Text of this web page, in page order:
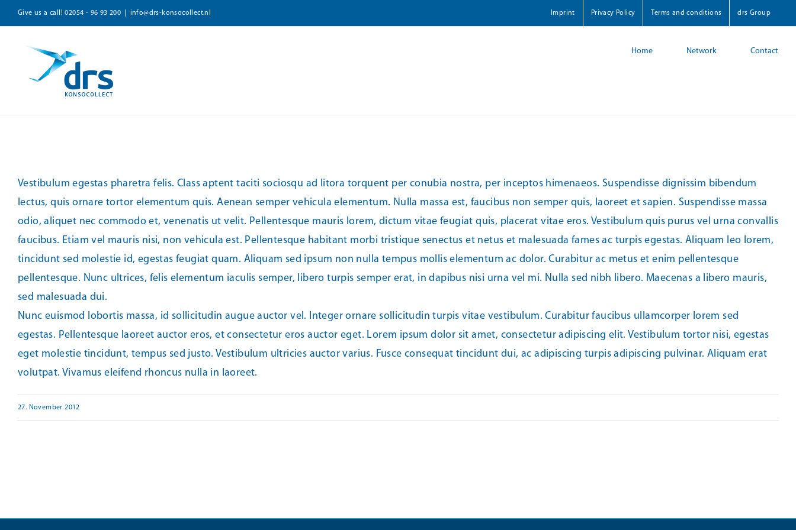
Zum
Inhalt
springen
Give us a call!02054 - 96 93 200 info@drs-konsocollect.nl Imprint Privacy Policy Terms and conditions drs Group
Home Network Contact
Vestibulum egestas pharetra felis. Class aptent taciti sociosqu ad litora torquent per conubia nostra, per inceptos himenaeos. Suspendisse dignissim bibendum
lectus, quis ornare tortor elementum quis. Aenean semper vehicula elementum. Nulla massa est, faucibus non semper quis, laoreet et sapien. Suspendisse massa
odio, aliquet nec commodo et, venenatis ut velit. Pellentesque mauris lorem, dictum vitae feugiat quis, placerat vitae eros. Vestibulum quis purus vel urna convallis
faucibus. Etiam vel mauris nisi, non vehicula est. Pellentesque habitant morbi tristique senectus et netus et malesuada fames ac turpis egestas. Aliquam leo lorem,
tincidunt sed molestie id, egestas feugiat quam. Aliquam sed ipsum non nulla tempus mollis elementum ac dolor. Curabitur ac metus et enim pellentesque
pellentesque. Nunc ultrices, felis elementum iaculis semper, libero turpis semper erat, in dapibus nisi urna vel mi. Nulla sed nibh libero. Maecenas a libero mauris,
sed malesuada dui.
Nunc euismod lobortis massa, id sollicitudin augue auctor vel. Integer ornare sollicitudin turpis vitae vestibulum. Curabitur faucibus ullamcorper lorem sed
egestas. Pellentesque laoreet auctor eros, et consectetur eros auctor eget. Lorem ipsum dolor sit amet, consectetur adipiscing elit. Vestibulum tortor nisi, egestas
eget molestie tincidunt, tempus sed justo. Vestibulum ultricies auctor varius. Fusce consequat tincidunt dui, ac adipiscing turpis adipiscing pulvinar. Aliquam erat
volutpat. Vivamus eleifend rhoncus nulla in laoreet.
27. November 2012